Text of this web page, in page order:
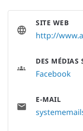
SITE WEB
http://
DES MÉDIAS
Facebook
E-MAIL